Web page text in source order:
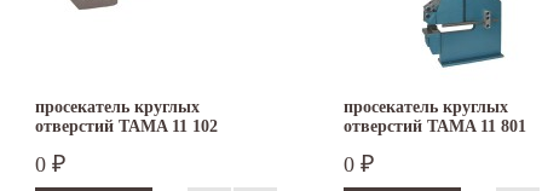
просекатель круглых
отверстий TAMA 11 102
0 ₽
просекатель круглых
отверстий TAMA 11 801
0 ₽